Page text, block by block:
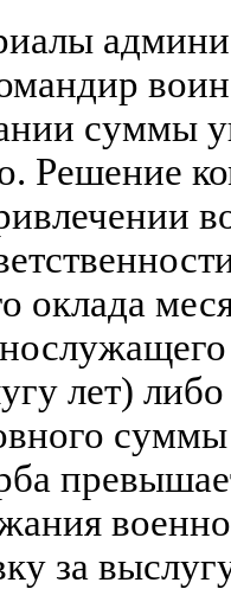
суммы
Решение
оклада
лет)
за